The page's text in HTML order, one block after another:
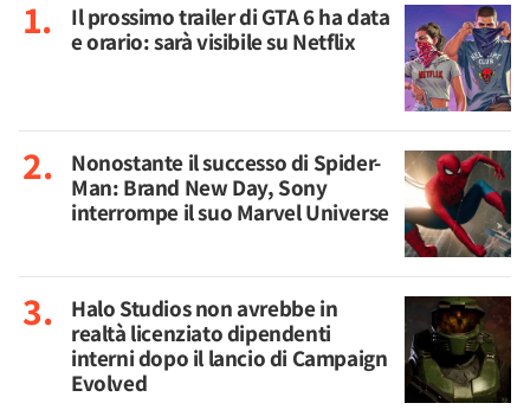
Il prossimo trailer di GTA 6 ha data
e orario: sarà visibile su Netflix
Nonostante il successo di Spider-
Man: Brand New Day, Sony
interrompe il suo Marvel Universe
Halo Studios non avrebbe in
realtà licenziato dipendenti
interni dopo il lancio di Campaign
Evolved